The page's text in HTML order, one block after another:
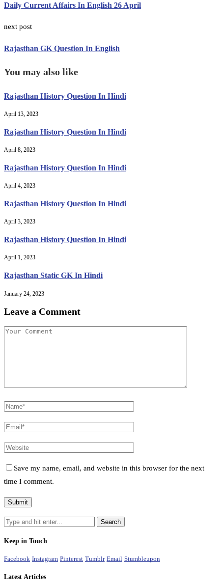
Daily Current Affairs In English 26 April
next post
Rajasthan GK Question In English
You may also like
Rajasthan History Question In Hindi
April 13, 2023
Rajasthan History Question In Hindi
April 8, 2023
Rajasthan History Question In Hindi
April 4, 2023
Rajasthan History Question In Hindi
April 3, 2023
Rajasthan History Question In Hindi
April 1, 2023
Rajasthan Static GK In Hindi
January 24, 2023
Leave a Comment
Save my name, email, and website in this browser for the next
time I comment.
Keep in Touch
Facebook Instagram Pinterest Tumblr Email Stumbleupon
Latest Articles